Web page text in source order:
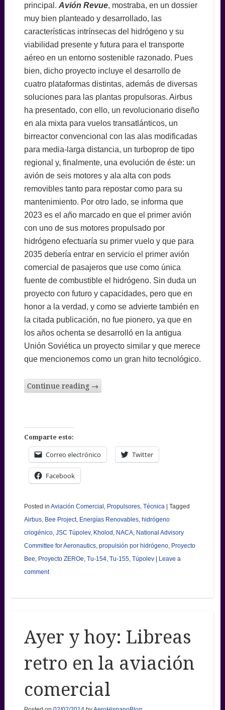
principal. Avión Revue, mostraba, en un dossier
muy bien planteado y desarrollado, las
características intrínsecas del hidrógeno y su
viabilidad presente y futura para el transporte
aéreo en un entorno sostenible razonado. Pues
bien, dicho proyecto incluye el desarrollo de
cuatro plataformas distintas, además de diversas
soluciones para las plantas propulsoras. Airbus
ha presentado, con ello, un revolucionario diseño
en ala mixta para vuelos transatlánticos, un
birreactor convencional con las alas modificadas
para media-larga distancia, un turboprop de tipo
regional y, finalmente, una evolución de éste: un
avión de seis motores y ala alta con pods
removibles tanto para repostar como para su
mantenimiento. Por otro lado, se informa que
2023 es el año marcado en que el primer avión
con uno de sus motores propulsado por
hidrógeno efectuaría su primer vuelo y que para
2035 debería entrar en servicio el primer avión
comercial de pasajeros que use como única
fuente de combustible el hidrógeno. Sin duda un
proyecto con futuro y capacidades, pero que en
honor a la verdad, y como se advierte también en
la citada publicación, no fue pionero, ya que en
los años ochenta se desarrolló en la antigua
Unión Soviética un proyecto similar y que merece
que mencionemos como un gran hito tecnológico.
Continue reading →
Comparte esto:
Correo electrónico Twitter
Facebook
Posted in Aviación Comercial, Propulsores, Técnica | Tagged
Airbus, Bee Project, Energías Renovables, hidrógeno
criogénico, JSC Túpolev, Kholod, NACA, National Advisory
Committee for Aeronautics, propulsión por hidrógeno, Proyecto
Bee, Proyecto ZEROe, Tu-154, Tu-155, Túpolev | Leave a
comment
Ayer y hoy: Libreas
retro en la aviación
comercial